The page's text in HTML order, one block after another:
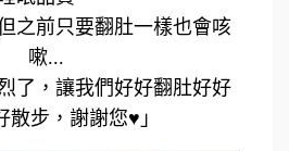
之前只要翻肚一樣也會咳
嗽...
了，讓我們好好翻肚好好
散步，謝謝您♥」